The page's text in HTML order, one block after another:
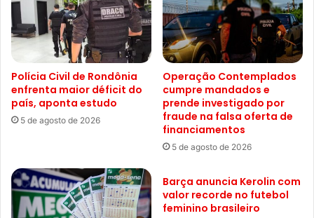
Polícia Civil de Rondônia
enfrenta maior déficit do
país, aponta estudo
5 de agosto de 2026
Operação Contemplados
cumpre mandados e
prende investigado por
fraude na falsa oferta de
financiamentos
5 de agosto de 2026
Barça anuncia Kerolin com
valor recorde no futebol
feminino brasileiro